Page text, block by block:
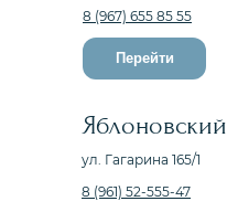
Яблоновский
ул. Гагарина 165/1
8 (961) 52-555-47
Перейти
8 (967) 655 85 55